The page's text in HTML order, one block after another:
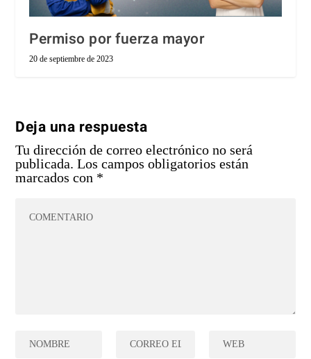
Permiso por fuerza mayor
20 de septiembre de 2023
Deja una respuesta
Tu dirección de correo electrónico no será
publicada. Los campos obligatorios están
marcados con *